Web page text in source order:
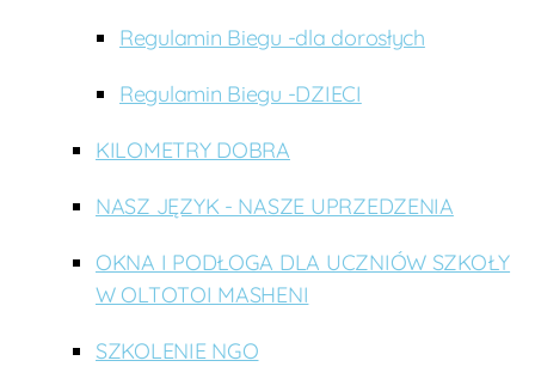
Regulamin Biegu -dla dorosłych
Regulamin Biegu -DZIECI
KILOMETRY DOBRA
NASZ JĘZYK - NASZE UPRZEDZENIA
OKNA I PODŁOGA DLA UCZNIÓW SZKOŁY
W OLTOTOI MASHENI
SZKOLENIE NGO